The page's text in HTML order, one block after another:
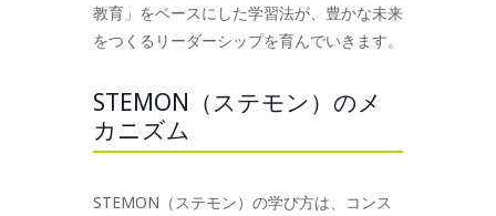
教育」をベースにした学習法が、豊かな未来
をつくるリーダーシップを育んでいきます。
STEMON（ステモン）のメ
カニズム
STEMON（ステモン）の学び方は、コンス